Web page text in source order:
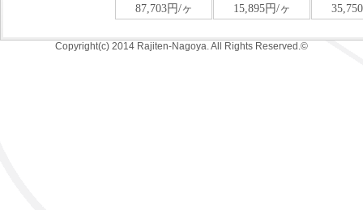
Copyright(c) 2014 Rajiten-Nagoya. All Rights Reserved.©